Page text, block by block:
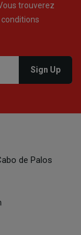
trouverez
de Palos